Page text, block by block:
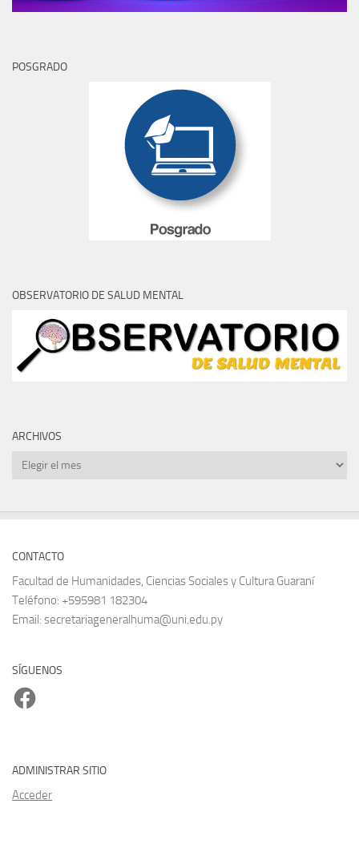
POSGRADO
OBSERVATORIO DE SALUD MENTAL
ARCHIVOS
Archivos
CONTACTO
Facultad de Humanidades, Ciencias Sociales y Cultura Guaraní
Teléfono: +595981 182304
Email: secretariageneralhuma@uni.edu.py
SÍGUENOS
Facebook
ADMINISTRAR SITIO
Acceder